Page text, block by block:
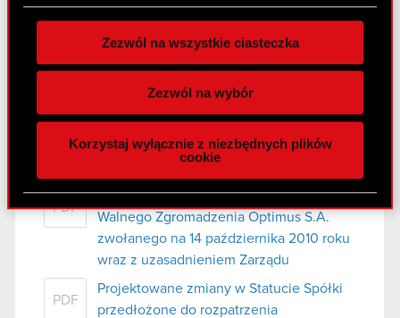
zgodę w dowolnej chwili.
funkcje społecznościowe i analizować ruch w
naszej witrynie. Informacje o tym, jak korzystasz
z naszej witryny, udostępniamy partnerom
społecznościowym, reklamowym i analitycznym.
Partnerzy mogą połączyć te informacje z innymi
danymi otrzymanymi od Ciebie lub uzyskanymi
podczas korzystania z ich usług. Kontynuując
korzystanie z naszej witryny, zgadasz się na
używanie plików cookie.
Zezwól na wszystkie ciasteczka
Zezwól na wybór
Korzystaj wyłącznie z niezbędnych plików
cookie
Nadzwyczajne Walne
Zgromadzenie Akcjonariuszy – 14
października 2010 r.
17 września 2010
PDF
Ogłoszenie Zarządu Optimus S.A. o
zwołaniu Nadzwyczajnego Walnego
Zgromadzenia
PDF
Projekty uchwał Nadzwyczajnego
Walnego Zgromadzenia Optimus S.A.
zwołanego na 14 października 2010 roku
wraz z uzasadnieniem Zarządu
PDF
Projektowane zmiany w Statucie Spółki
przedłożone do rozpatrzenia